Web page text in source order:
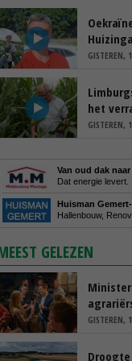
GISTEREN,
het
GISTEREN,
Van oud dak
Dat energie levert.
Huisman
Hallenbouw,
GELEZEN
denken
GISTEREN,